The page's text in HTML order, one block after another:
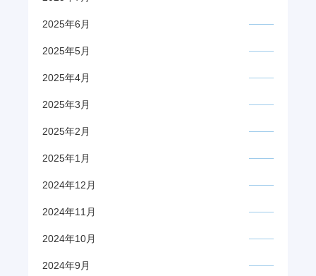
2025年6月
2025年5月
2025年4月
2025年3月
2025年2月
2025年1月
2024年12月
2024年11月
2024年10月
2024年9月